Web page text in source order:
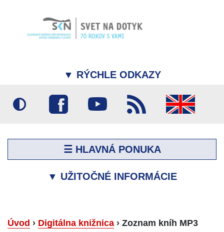
▼ RÝCHLE ODKAZY
☰ HLAVNÁ PONUKA
▼ UŽITOČNÉ INFORMÁCIE
Úvod › Digitálna knižnica › Zoznam kníh MP3